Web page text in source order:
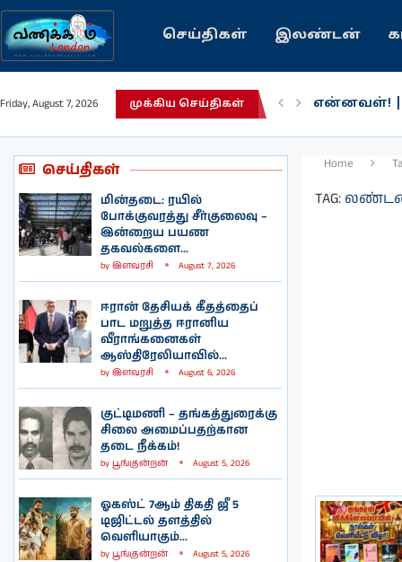
செய்திகள் இலண்டன்
Friday, August 7, 2026 முக்கிய செய்திகள்
பழைய
செய்திகள்
மின்தடை: ரயில்
போக்குவரத்து சீர்குலைவு –
இன்றைய பயண
தகவல்களை...
by இளவரசி August 7, 2026
ஈரான் தேசியக் கீதத்தைப்
பாட மறுத்த ஈரானிய
வீராங்கனைகள்
ஆஸ்திரேலியாவில்...
by இளவரசி August 6, 2026
குட்டிமணி – தங்கத்துரைக்கு
சிலை அமைப்பதற்கான
தடை நீக்கம்!
by பூங்குன்றன் August 5, 2026
ஓகஸ்ட் 7ஆம் திகதி ஜீ 5
டிஜிட்டல் தளத்தில்
வெளியாகும்...
by பூங்குன்றன் August 5, 2026
Home
TAG: